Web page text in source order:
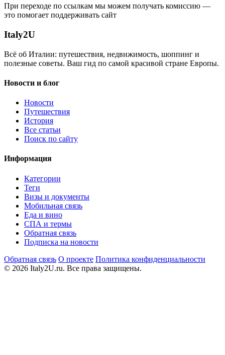
При переходе по ссылкам мы можем получать комиссию —
это помогает поддерживать сайт
Italy2U
Всё об Италии: путешествия, недвижимость, шоппинг и
полезные советы. Ваш гид по самой красивой стране Европы.
Новости и блог
Новости
Путешествия
История
Все статьи
Поиск по сайту
Информация
Категории
Теги
Визы и документы
Мобильная связь
Еда и вино
СПА и термы
Обратная связь
Подписка на новости
Обратная связь О проекте Политика конфиденциальности
© 2026 Italy2U.ru. Все права защищены.